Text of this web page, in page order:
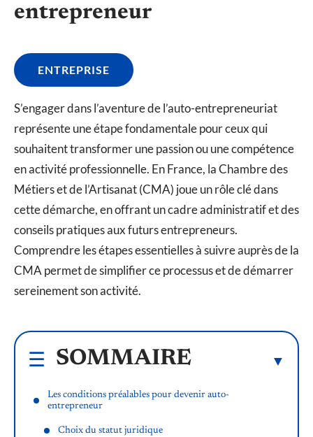
entrepreneur
ENTREPRISE
S’engager dans l’aventure de l’auto-entrepreneuriat
représente une étape fondamentale pour ceux qui
souhaitent transformer une passion ou une compétence
en activité professionnelle. En France, la Chambre des
Métiers et de l’Artisanat (CMA) joue un rôle clé dans
cette démarche, en offrant un cadre administratif et des
conseils pratiques aux futurs entrepreneurs.
Comprendre les étapes essentielles à suivre auprès de la
CMA permet de simplifier ce processus et de démarrer
sereinement son activité.
SOMMAIRE
Les conditions préalables pour devenir auto-
entrepreneur
Choix du statut juridique